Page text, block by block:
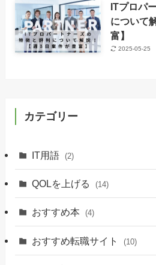
ITプロパ
について
富】
2025-05-25
カテゴリー
IT用語 (2)
QOLを上げる (14)
おすすめ本 (4)
おすすめ転職サイト (10)